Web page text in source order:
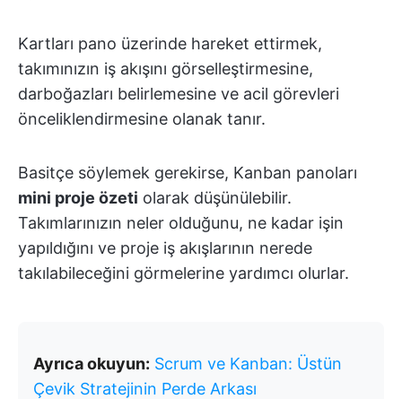
Kartları pano üzerinde hareket ettirmek,
takımınızın iş akışını görselleştirmesine,
darboğazları belirlemesine ve acil görevleri
önceliklendirmesine olanak tanır.
Basitçe söylemek gerekirse, Kanban panoları
mini proje özeti olarak düşünülebilir.
Takımlarınızın neler olduğunu, ne kadar işin
yapıldığını ve proje iş akışlarının nerede
takılabileceğini görmelerine yardımcı olurlar.
Ayrıca okuyun: Scrum ve Kanban: Üstün
Çevik Stratejinin Perde Arkası